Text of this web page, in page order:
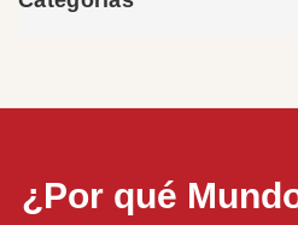
¿Por qué